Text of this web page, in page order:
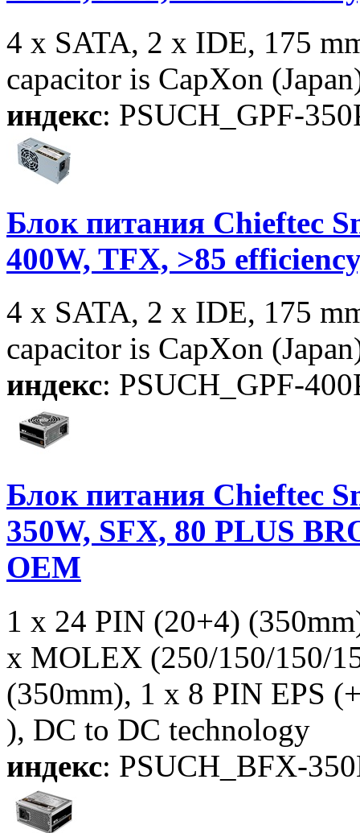
4 x SATA, 2 x IDE, 175
capacitor is CapXon
индекс: PSUCH_GPF-
Блок питания Chieftec
400W, TFX, >85
4 x SATA, 2 x IDE, 175
capacitor is CapXon
индекс: PSUCH_GPF-
Блок питания Chieftec
350W, SFX, 80 PLUS
OEM
1 x 24 PIN (20+4)
x MOLEX (250/150/150/
(350mm), 1 x 8 PIN EPS
), DC to DC technology
индекс: PSUCH_BFX-